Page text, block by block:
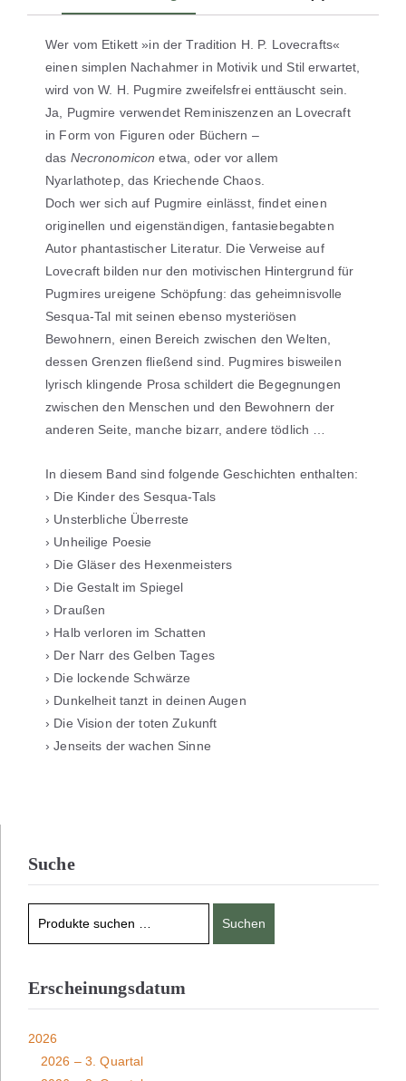
Wer vom Etikett »in der Tradition H. P. Lovecrafts«
einen simplen Nachahmer in Motivik und Stil erwartet,
wird von W. H. Pugmire zweifelsfrei enttäuscht sein.
Ja, Pugmire verwendet Reminiszenzen an Lovecraft
in Form von Figuren oder Büchern –
das Necronomicon etwa, oder vor allem
Nyarlathotep, das Kriechende Chaos.
Doch wer sich auf Pugmire einlässt, findet einen
originellen und eigenständigen, fantasiebegabten
Autor phantastischer Literatur. Die Verweise auf
Lovecraft bilden nur den motivischen Hintergrund für
Pugmires ureigene Schöpfung: das geheimnisvolle
Sesqua-Tal mit seinen ebenso mysteriösen
Bewohnern, einen Bereich zwischen den Welten,
dessen Grenzen fließend sind. Pugmires bisweilen
lyrisch klingende Prosa schildert die Begegnungen
zwischen den Menschen und den Bewohnern der
anderen Seite, manche bizarr, andere tödlich …
In diesem Band sind folgende Geschichten enthalten:
› Die Kinder des Sesqua-Tals
› Unsterbliche Überreste
› Unheilige Poesie
› Die Gläser des Hexenmeisters
› Die Gestalt im Spiegel
› Draußen
› Halb verloren im Schatten
› Der Narr des Gelben Tages
› Die lockende Schwärze
› Dunkelheit tanzt in deinen Augen
› Die Vision der toten Zukunft
› Jenseits der wachen Sinne
Suche
Suchen
Erscheinungsdatum
2026
2026 – 3. Quartal